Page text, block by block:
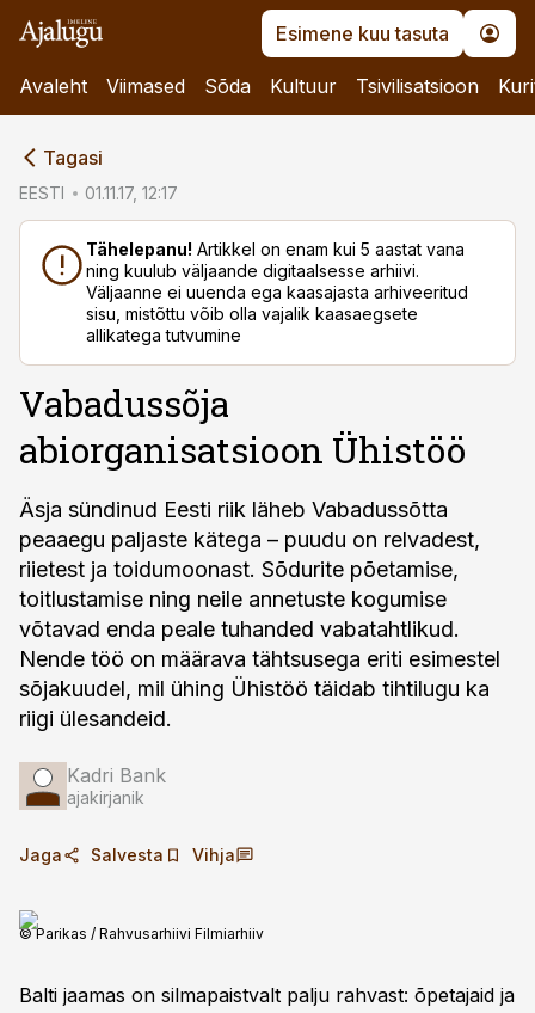
Esimene kuu tasuta
Avaleht Viimased Sõda Kultuur Tsivilisatsioon
Tagasi
EESTI 01.11.17, 12:17
Tähelepanu! Artikkel on enam kui 5 aastat vana
ning kuulub väljaande digitaalsesse arhiivi.
Väljaanne ei uuenda ega kaasajasta arhiveeritud
sisu, mistõttu võib olla vajalik kaasaegsete
allikatega tutvumine
Vabadussõja
abiorganisatsioon Ühistöö
Äsja sündinud Eesti riik läheb Vabadussõtta
peaaegu paljaste kätega – puudu on relvadest,
riietest ja toidu­moonast. Sõdurite põetamise,
toitlustamise ning neile annetuste kogumise
võtavad enda peale tuhanded vabatahtlikud.
Nende töö on määrava tähtsusega eriti esimes­tel
sõjakuudel, mil ühing Ühistöö täidab tihtilugu ka
riigi ülesandeid.
Kadri Bank
ajakirjanik
Jaga Salvesta Vihja
© Parikas / Rahvusarhiivi Filmiarhiiv
Balti jaamas on silmapaistvalt palju rahvast: õpetajaid ja